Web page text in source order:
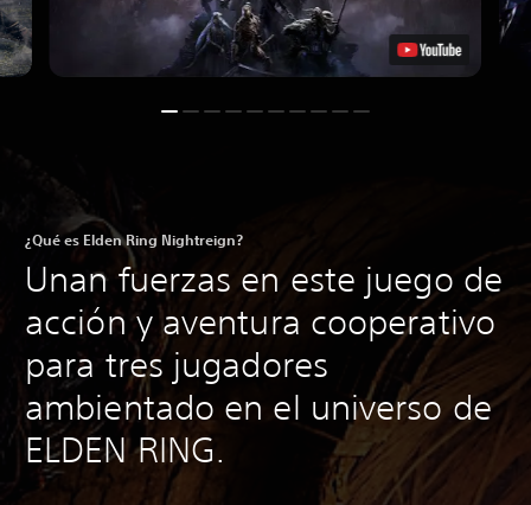
¿Qué es Elden Ring Nightreign?
Unan fuerzas en este juego de
acción y aventura cooperativo
para tres jugadores
ambientado en el universo de
ELDEN RING.